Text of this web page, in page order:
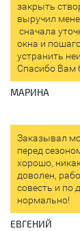
закрыть
выручил
сначала
окна и
устранить
Спасибо Вам
МАРИНА
Заказывал
перед
хорошо,
доволен,
совесть и по
нормально!
ЕВГЕНИЙ